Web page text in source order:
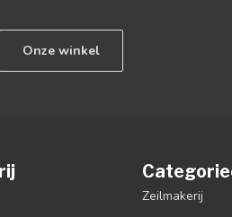
Onze winkel
Zeilmakerij